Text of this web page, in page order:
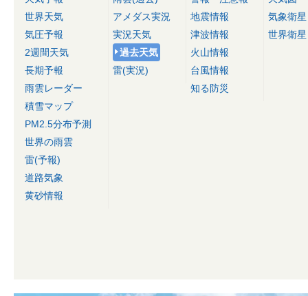
世界天気
気圧予報
2週間天気
長期予報
雨雲レーダー
積雪マップ
PM2.5分布予測
世界の雨雲
雷(予報)
道路気象
黄砂情報
アメダス実況
実況天気
過去天気
雷(実況)
地震情報
津波情報
火山情報
台風情報
知る防災
気象衛星
世界衛星